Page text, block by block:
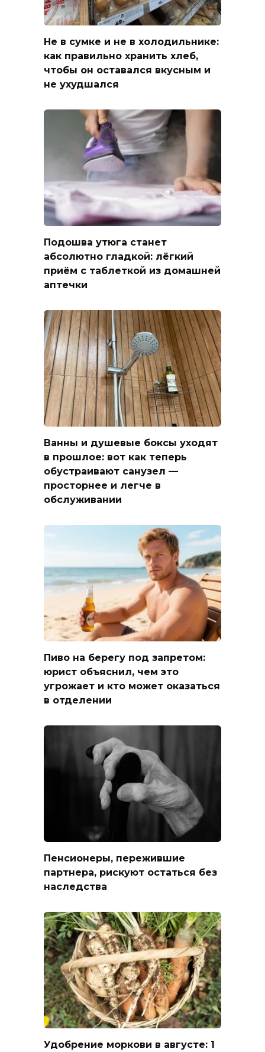
Не в сумке и не в холодильнике:
как правильно хранить хлеб,
чтобы он оставался вкусным и
не ухудшался
Подошва утюга станет
абсолютно гладкой: лёгкий
приём с таблеткой из домашней
аптечки
Ванны и душевые боксы уходят
в прошлое: вот как теперь
обустраивают санузел —
просторнее и легче в
обслуживании
Пиво на берегу под запретом:
юрист объяснил, чем это
угрожает и кто может оказаться
в отделении
Пенсионеры, пережившие
партнера, рискуют остаться без
наследства
Удобрение моркови в августе: 1